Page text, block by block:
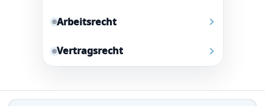
Arbeitsrecht
Vertragsrecht